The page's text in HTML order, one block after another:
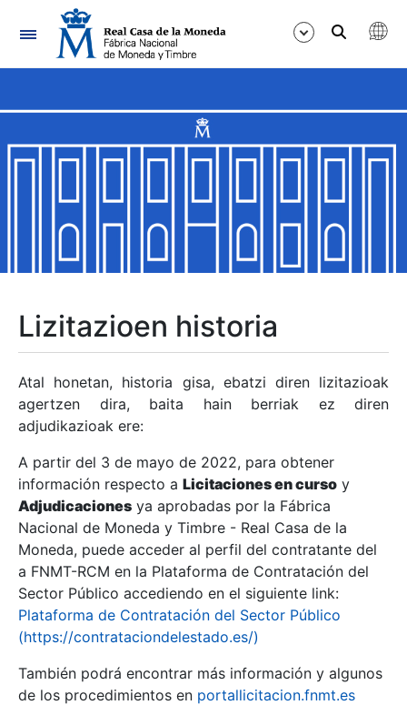
Nabigazioa
Erakutsi/Ezkutatu
Erakutsi/Ezkutatu
Erakutsi/Ezkutatu
Erakutsi/Ezkutatu
Erakutsi/Ezkutatu
Erakutsi/Ezkutatu
Erakutsi/Ezkutatu
Lizitazioen historia
Atal honetan, historia gisa, ebatzi diren lizitazioak
agertzen dira, baita hain berriak ez diren
adjudikazioak ere:
A partir del 3 de mayo de 2022, para obtener
información respecto a Licitaciones en curso y
Adjudicaciones ya aprobadas por la Fábrica
Nacional de Moneda y Timbre - Real Casa de la
Moneda, puede acceder al perfil del contratante del
a FNMT-RCM en la Plataforma de Contratación del
Sector Público accediendo en el siguiente link:
Plataforma de Contratación del Sector Público
(https://contrataciondelestado.es/)
También podrá encontrar más información y algunos
de los procedimientos en portallicitacion.fnmt.es